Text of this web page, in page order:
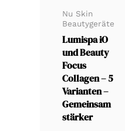
Nu Skin
Beautygeräte
Lumispa iO
und Beauty
Focus
Collagen – 5
Varianten –
Gemeinsam
stärker